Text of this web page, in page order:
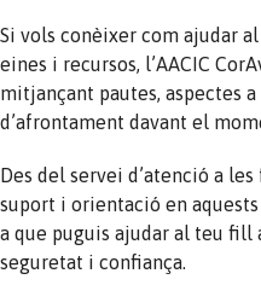
Si vols conèixer com ajudar
eines i recursos, l’AACIC
mitjançant pautes, aspectes
d’afrontament davant el
Des del servei d’atenció a
suport i orientació en
a que puguis ajudar al teu fill
seguretat i confiança.